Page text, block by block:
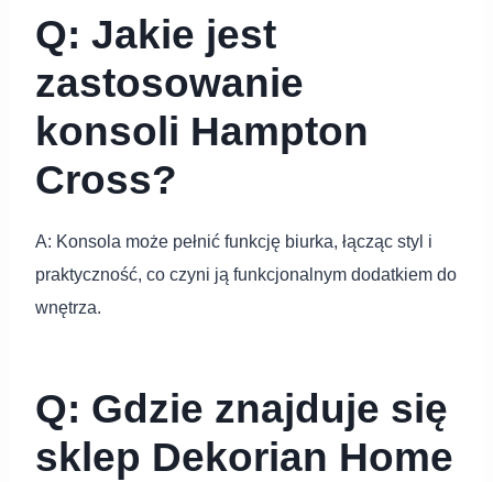
Q: Jakie jest
zastosowanie
konsoli Hampton
Cross?
A: Konsola może pełnić funkcję biurka, łącząc styl i
praktyczność, co czyni ją funkcjonalnym dodatkiem do
wnętrza.
Q: Gdzie znajduje się
sklep Dekorian Home